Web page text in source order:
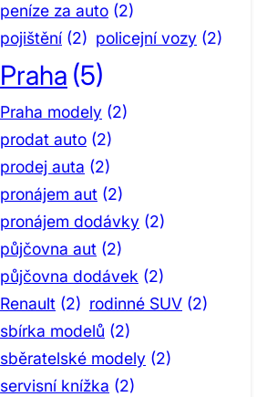
peníze za auto (2)
pojištění (2) policejní vozy (2)
Praha (5)
Praha modely (2)
prodat auto (2)
prodej auta (2)
pronájem aut (2)
pronájem dodávky (2)
půjčovna aut (2)
půjčovna dodávek (2)
Renault (2) rodinné SUV (2)
sbírka modelů (2)
sběratelské modely (2)
servisní knížka (2)